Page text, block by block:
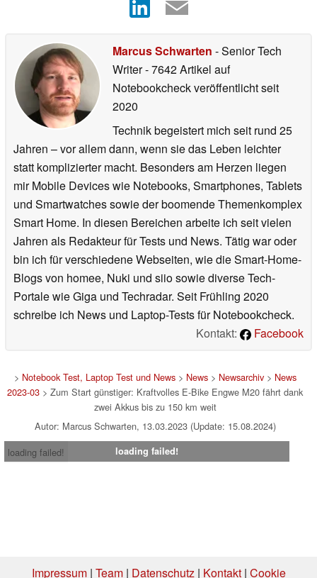
Marcus Schwarten - Senior Tech
Writer- 7642 Artikel auf
Notebookcheck veröffentlichtseit
2020
Technik begeistert mich seit rund 25
Jahren – vor allem dann, wenn sie das Leben leichter
statt komplizierter macht. Besonders am Herzen liegen
mir Mobile Devices wie Notebooks, Smartphones, Tablets
und Smartwatches sowie der boomende Themenkomplex
Smart Home. In diesen Bereichen arbeite ich seit vielen
Jahren als Redakteur für Tests und News. Tätig war oder
bin ich für verschiedene Webseiten, wie die Smart-Home-
Blogs von homee, Nuki und siio sowie diverse Tech-
Portale wie Giga und Techradar. Seit Frühling 2020
schreibe ich News und Laptop-Tests für Notebookcheck.
Kontakt:
Facebook
> Notebook Test, Laptop Test und News> News> Newsarchiv> News
2023-03 > Zum Start günstiger: Kraftvolles E-Bike Engwe M20 fährt dank
zwei Akkus bis zu 150 km weit
Autor: Marcus Schwarten, 13.03.2023 (Update: 15.08.2024)
loading failed!
loading failed!
Impressum| Team| Datenschutz| Kontakt| Cookie